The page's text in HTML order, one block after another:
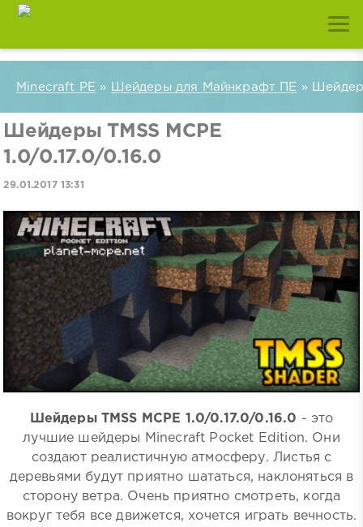
Minecraft PE » Шейдеры для Майнкрафт ПЕ »
Шейдеры TMSS MCPE
1.0/0.17.0/0.16.0
29.01.2017 13:31
Шейдеры TMSS MCPE 1.0/0.17.0/0.16.0 - это
лучшие шейдеры Minecraft Pocket Edition. Они
создают реалистичную атмосферу. Листья с
деревьями будут приятно шататься, наклоняться в
сторону ветра. Очень приятно смотреть, когда
вокруг тебя все движется, хочется играть вечность.